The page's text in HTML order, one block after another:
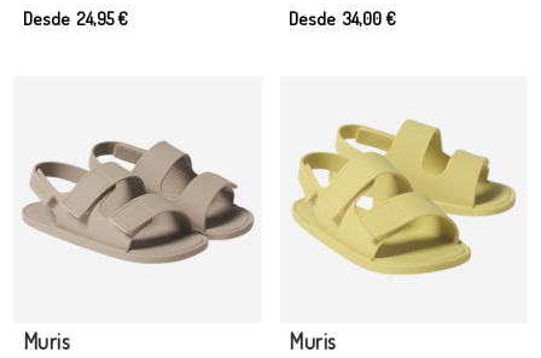
Desde 24,95 € Desde 34,00 €
Muris Muris